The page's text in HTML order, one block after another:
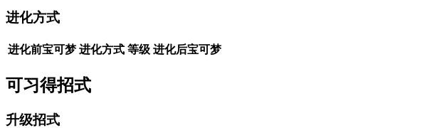
进化方式
进化前宝可梦 进化方式 等级 进化后宝可梦
可习得招式
升级招式